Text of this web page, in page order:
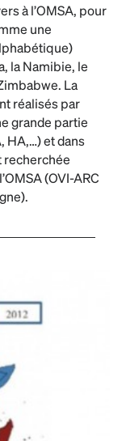
à l’OMSA, pour
une
la Namibie, le
La
réalisés par
grande partie
HA,…) et dans
recherchée
(OVI-ARC